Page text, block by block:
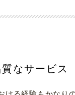
なサービス